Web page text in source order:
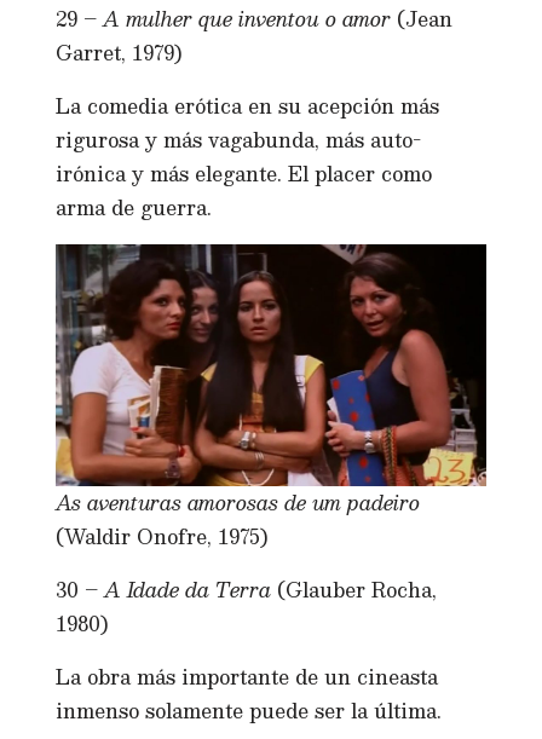
29 –A mulher que inventou o amor (Jean
Garret, 1979)
La comedia erótica en su acepción más
rigurosa y más vagabunda, más auto-
irónica y más elegante. El placer como
arma de guerra.
As aventuras amorosas de um padeiro
(Waldir Onofre, 1975)
30 –A Idade da Terra (Glauber Rocha,
1980)
La obra más importante de un cineasta
inmenso solamente puede ser la última.